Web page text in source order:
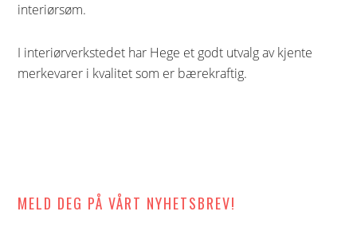
interiørsøm.
I interiørverkstedet har Hege et godt utvalg av kjente
merkevarer i kvalitet som er bærekraftig.
MELD DEG PÅ VÅRT NYHETSBREV!